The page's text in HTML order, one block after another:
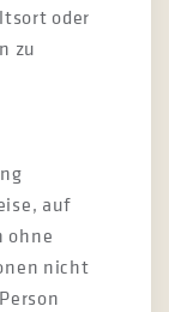
oder
zu
auf
ohne
nicht